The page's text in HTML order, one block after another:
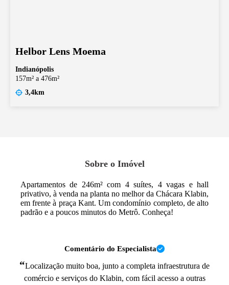
Helbor Lens Moema
Indianópolis
157m² a 476m²
3,4km
Sobre o Imóvel
Apartamentos de 246m² com 4 suítes, 4 vagas e hall
privativo, à venda na planta no melhor da Chácara Klabin,
em frente à praça Kant. Um condomínio completo, de alto
padrão e a poucos minutos do Metrô. Conheça!
Comentário do Especialista
“Localização muito boa, junto a completa infraestrutura de
comércio e serviços do Klabin, com fácil acesso a outras